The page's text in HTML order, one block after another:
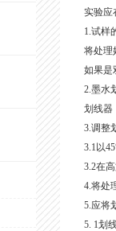
实验应
1.试样
将处理
如果是
2.墨水
划线器
3.调整
3.1以
3.2在
4.将处
5.应将
5. 1划